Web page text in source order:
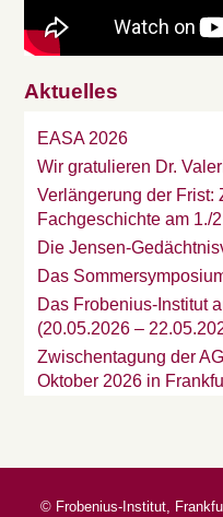
Aktuelles
EASA 2026
Wir gratulieren Dr.
Verlängerung der Frist:
Fachgeschichte am 1./
Die Jensen-
Das
Das Frobenius-Institut
(20.05.2026 –
Zwischentagung der
Oktober 2026 in
© Frobenius-Institut,